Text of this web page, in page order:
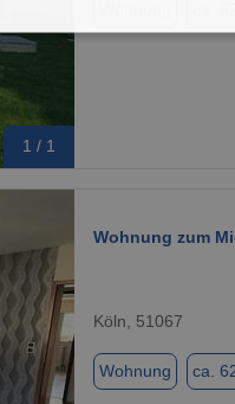
1 / 1
Wohnung zum
Köln, 51067
Wohnung ca.